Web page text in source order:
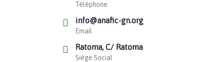
Téléphone
info@anafic-gn.org
Email
Ratoma, C/ Ratoma
Siège Social